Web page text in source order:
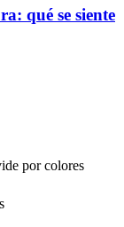
qué se siente
por colores